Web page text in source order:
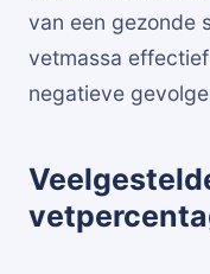
van een gezonde
vetmassa
negatieve